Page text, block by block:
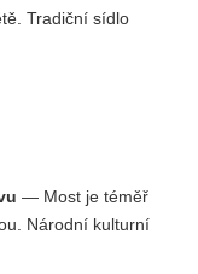
Tradiční sídlo
— Most je téměř
Národní kulturní